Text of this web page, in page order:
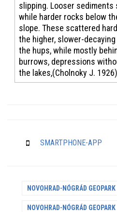
slipping. Looser sediments
while harder rocks below
slope. These scattered
the higher, slower-
the hups, while mostly
burrows, depressions
the lakes,(Cholnoky J.
SMARTPHONE-APP
NOVOHRAD-NÓGRÁD GEOPARK
NOVOHRAD-NÓGRÁD GEOPARK